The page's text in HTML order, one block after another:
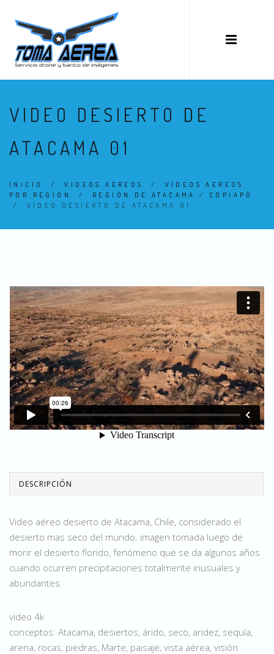
VIDEO DESIERTO DE
ATACAMA 01
INICIO /VIDEOS AEREOS / VIDEOS AEREOS
POR REGION
/ REGIÓN DE ATACAMA / COPIAPÓ
/ VIDEO DESIERTO DE ATACAMA 01
DESCRIPCIÓN
Video aéreo desierto de Atacama, Chile, considerado el
desierto mas seco del mundo. imagen tomada luego de
morir el desierto florido, fenómeno que se da algunos años
cuando ocurren precipitaciones totalmente inusuales y
abundantes.
video 4k
conceptos: Atacama, desiertos, árido, seco, aridez, sequía,
arena, rocas, piedras, Marte, paisaje, vista aérea, visión